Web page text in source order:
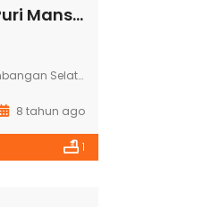
Disewakan Apartemen Puri Mansion
Daerah Khusus Ibukota Jakarta 11610
8 tahun ago
1